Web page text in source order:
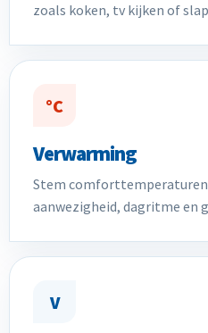
zoals koken, tv kijken of
°C
Verwarming
Stem
aanwezigheid, dagritme en
V